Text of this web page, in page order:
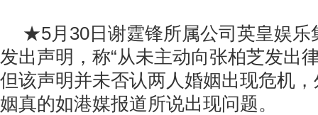
★5月30日谢霆锋所属公司英皇娱乐
发出声明，称“从未主动向张柏芝发出
但该声明并未否认两人婚姻出现危机
姻真的如港媒报道所说出现问题。